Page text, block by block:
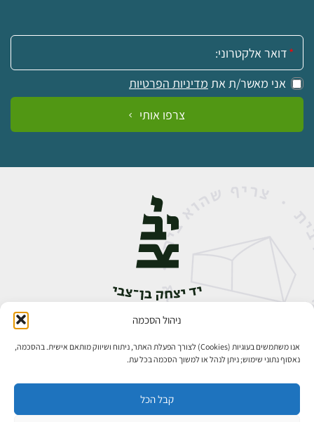
ניהול הסכמה
אנו משתמשים בעוגיות (Cookies) לצורך הפעלת האתר, ניתוח ושיווק מותאם אישית. בהסכמה,
נאסוף נתוני שימוש; ניתן לנהל או למשוך הסכמה בכל עת.
קבל הכל
אימייל:
אני מאשר/ת את מדיניות הפרטיות
צרפו אותי
אבן גבירול 14, רחביה, ירושלים